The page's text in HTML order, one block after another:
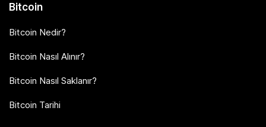
Bitcoin
Bitcoin Nedir?
Bitcoin Nasıl Alınır?
Bitcoin Nasıl Saklanır?
Bitcoin Tarihi